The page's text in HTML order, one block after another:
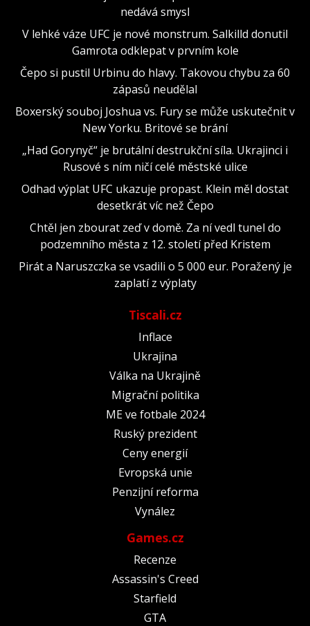
nedává smysl
V lehké váze UFC je nové monstrum. Salkilld donutil
Gamrota odklepat v prvním kole
Čepo si pustil Urbinu do hlavy. Takovou chybu za 60
zápasů neudělal
Boxerský souboj Joshua vs. Fury se může uskutečnit v
New Yorku. Britové se brání
„Had Gorynyč“ je brutální destrukční síla. Ukrajinci i
Rusové s ním ničí celé městské ulice
Odhad výplat UFC ukazuje propast. Klein měl dostat
desetkrát víc než Čepo
Chtěl jen zbourat zeď v domě. Za ní vedl tunel do
podzemního města z 12. století před Kristem
Pirát a Naruszczka se vsadili o 5 000 eur. Poražený je
zaplatí z výplaty
Tiscali.cz
Inflace
Ukrajina
Válka na Ukrajině
Migrační politika
ME ve fotbale 2024
Ruský prezident
Ceny energií
Evropská unie
Penzijní reforma
Vynález
Games.cz
Recenze
Assassin's Creed
Starfield
GTA